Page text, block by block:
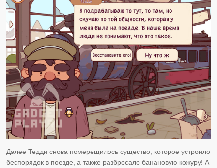
Далее Тедди снова померещилось существо, которое устроило
беспорядок в поезде, а также разбросало банановую кожуру! А